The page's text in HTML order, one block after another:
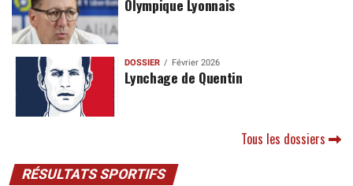
Olympique Lyonnais
DOSSIER Février 2026
Lynchage de Quentin
Tous les dossiers
RÉSULTATS SPORTIFS